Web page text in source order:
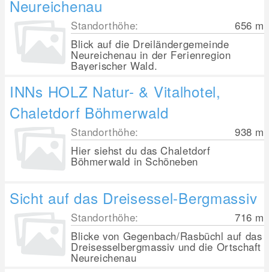
Neureichenau
Standorthöhe: 656 m
Blick auf die Dreiländergemeinde
Neureichenau in der Ferienregion
Bayerischer Wald.
INNs HOLZ Natur- & Vitalhotel,
Chaletdorf Böhmerwald
Standorthöhe: 938 m
Hier siehst du das Chaletdorf
Böhmerwald in Schöneben
Sicht auf das Dreisessel-Bergmassiv
Standorthöhe: 716 m
Blicke von Gegenbach/Rasbüchl auf das
Dreisesselbergmassiv und die Ortschaft
Neureichenau